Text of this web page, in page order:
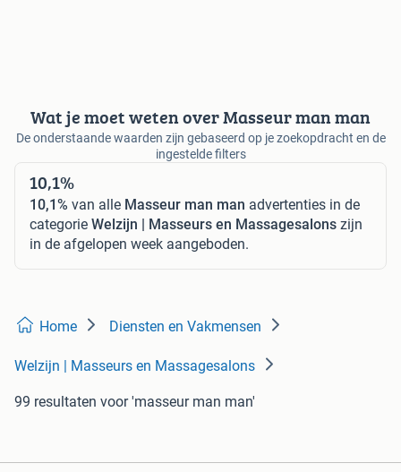
Wat je moet weten over Masseur man man
De onderstaande waarden zijn gebaseerd op je zoekopdracht en de
ingestelde filters
10,1%
10,1% van alle Masseur man man advertenties in de
categorie Welzijn | Masseurs en Massagesalons zijn
in de afgelopen week aangeboden.
Home Diensten en Vakmensen
Welzijn | Masseurs en Massagesalons
99 resultaten voor 'masseur man man'